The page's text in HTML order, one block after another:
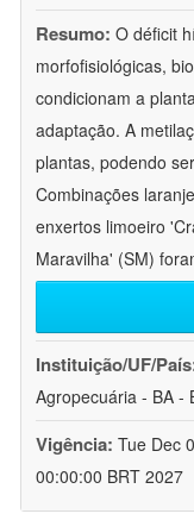
Resumo: O déficit
morfofisiológicas,
condicionam a
adaptação. A
plantas, podendo
Combinações
enxertos limoeiro
Maravilha' (SM)
Instituição/UF/
Agropecuária - BA -
Vigência: Tue Dec
00:00:00 BRT 2027